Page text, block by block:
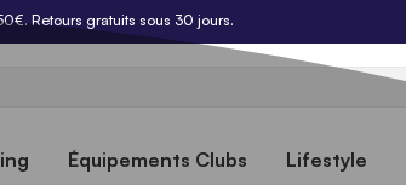
Retours gratuits sous 30 jours.
Équipements Clubs Lifestyle